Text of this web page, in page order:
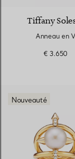
Tiffany
Anneau en V
€ 3.650
Nouveauté